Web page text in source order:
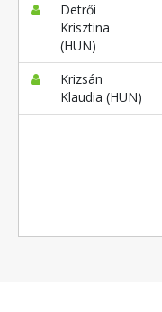
Detrői
Krisztina
(HUN)
Krizsán
Klaudia (HUN)